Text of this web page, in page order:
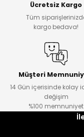
Ücretsiz Kargo
Tüm
kargo bedava!
Müşteri
14 Gün içerisinde kolay
değişim
%100 memnuniyet